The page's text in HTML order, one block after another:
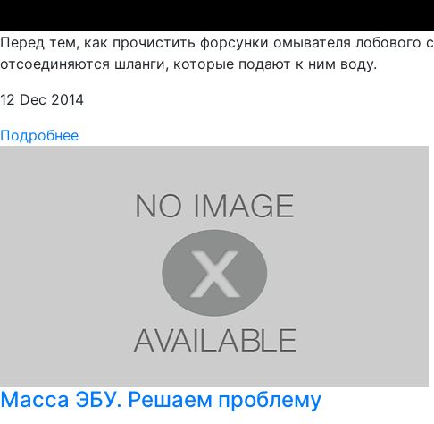
Перед тем, как прочистить форсунки омывателя лобового
отсоединяются шланги, которые подают к ним воду.
12 Dec 2014
Подробнее
Масса ЭБУ. Решаем проблему